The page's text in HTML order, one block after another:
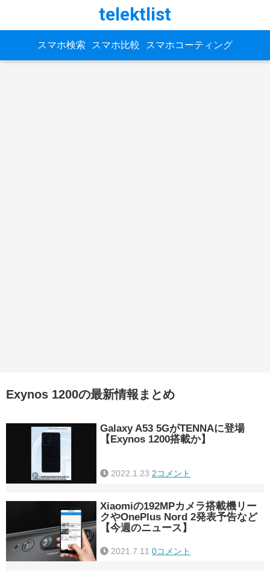
telektlist
スマホ検索 スマホ比較 スマホコーティング
Exynos 1200の最新情報まとめ
Galaxy A53 5GがTENNAに登場
【Exynos 1200搭載か】
2022.1.23 2コメント
Xiaomiの192MPカメラ搭載機リー
クやOnePlus Nord 2発表予告など
【今週のニュース】
2021.7.11 0コメント